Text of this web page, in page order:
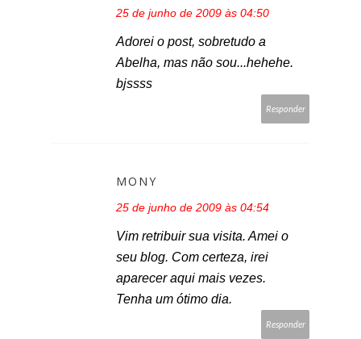
25 de junho de 2009 às 04:50
Adorei o post, sobretudo a
Abelha, mas não sou...hehehe.
bjssss
Responder
MONY
25 de junho de 2009 às 04:54
Vim retribuir sua visita. Amei o
seu blog. Com certeza, irei
aparecer aqui mais vezes.
Tenha um ótimo dia.
Responder